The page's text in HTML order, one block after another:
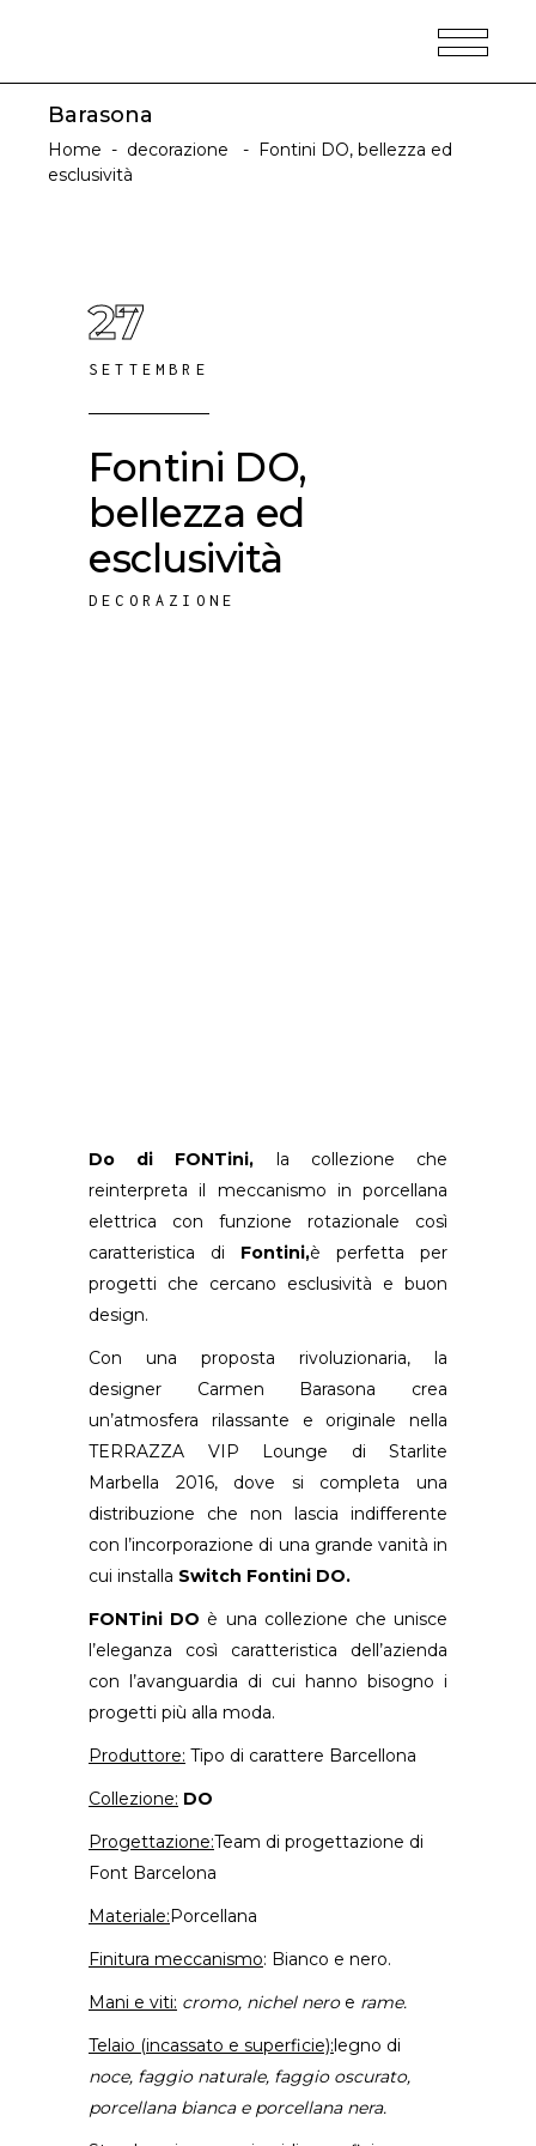
Barasona
Home - decorazione - Fontini DO, bellezza ed
esclusività
27
SETTEMBRE
Fontini DO,
bellezza ed
esclusività
DECORAZIONE
Do di FONTini, la collezione che
reinterpreta il meccanismo in porcellana
elettrica con funzione rotazionale così
caratteristica di Fontini,è perfetta per
progetti che cercano esclusività e buon
design.
Con una proposta rivoluzionaria, la
designer Carmen Barasona crea
un’atmosfera rilassante e originale nella
TERRAZZA VIP Lounge di Starlite
Marbella 2016, dove si completa una
distribuzione che non lascia indifferente
con l’incorporazione di una grande vanità in
cui installa Switch Fontini DO.
FONTini DO è una collezione che unisce
l’eleganza così caratteristica dell’azienda
con l’avanguardia di cui hanno bisogno i
progetti più alla moda.
Produttore: Tipo di carattere Barcellona
Collezione: DO
Progettazione:Team di progettazione di
Font Barcelona
Materiale:Porcellana
Finitura meccanismo: Bianco e nero.
Mani e viti: cromo, nichel neroe rame.
Telaio (incassato e superficie):legno di
noce, faggio naturale, faggio oscurato,
porcellana bianca e porcellana nera.